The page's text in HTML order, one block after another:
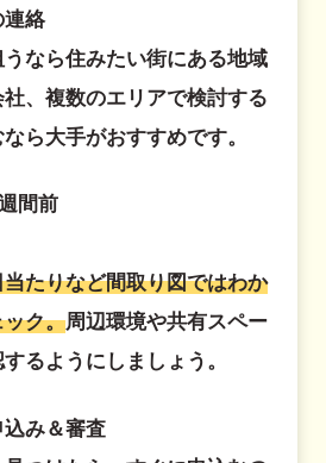
連絡
なら住みたい街にある地域
、複数のエリアで検討する
ら大手がおすすめです。
間前
たりなど間取り図ではわか
ク。周辺環境や共有スペー
るようにしましょう。
込み＆審査